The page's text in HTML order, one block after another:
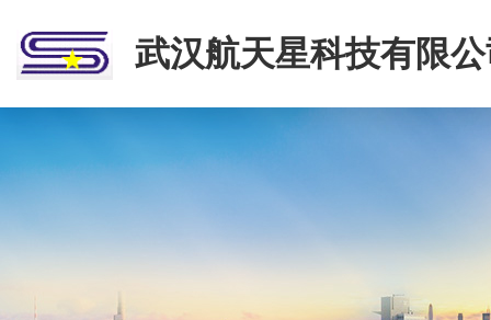
武汉航天星科技有限